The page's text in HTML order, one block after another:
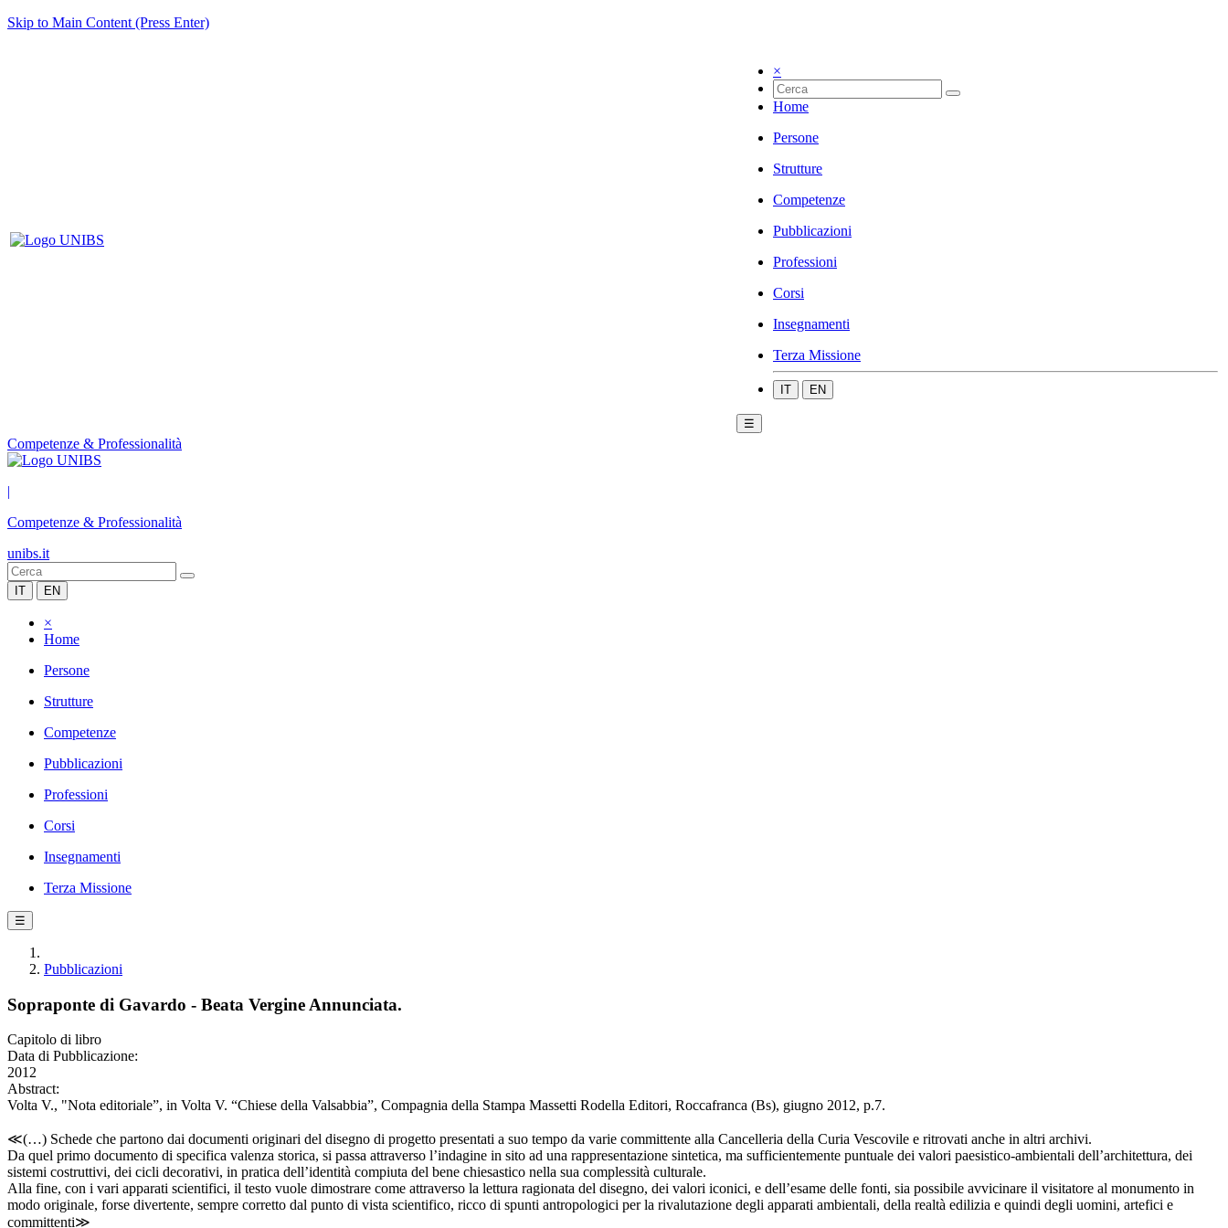
Skip to Main Content (Press Enter)
×
Home
Persone
Strutture
Competenze
Pubblicazioni
Professioni
Corsi
Insegnamenti
Terza Missione
IT EN
☰
Competenze & Professionalità
|
Competenze & Professionalità
unibs.it
IT EN
×
Home
Persone
Strutture
Competenze
Pubblicazioni
Professioni
Corsi
Insegnamenti
Terza Missione
☰
Pubblicazioni
Sopraponte di Gavardo - Beata Vergine Annunciata.
Capitolo di libro
Data di Pubblicazione:
2012
Abstract:
Volta V., "Nota editoriale”, in Volta V. “Chiese della Valsabbia”, Compagnia della Stampa Massetti Rodella Editori, Roccafranca (Bs), giugno 2012, p.7.
≪(…) Schede che partono dai documenti originari del disegno di progetto presentati a suo tempo da varie committente alla Cancelleria della Curia Vescovile e ritrovati anche in altri archivi.
Da quel primo documento di specifica valenza storica, si passa attraverso l’indagine in sito ad una rappresentazione sintetica, ma sufficientemente puntuale dei valori paesistico-ambientali dell’architettura, dei
sistemi costruttivi, dei cicli decorativi, in pratica dell’identità compiuta del bene chiesastico nella sua complessità culturale.
Alla fine, con i vari apparati scientifici, il testo vuole dimostrare come attraverso la lettura ragionata del disegno, dei valori iconici, e dell’esame delle fonti, sia possibile avvicinare il visitatore al monumento in
modo originale, forse divertente, sempre corretto dal punto di vista scientifico, ricco di spunti antropologici per la rivalutazione degli apparati ambientali, della realtà edilizia e quindi degli uomini, artefici e
committenti≫